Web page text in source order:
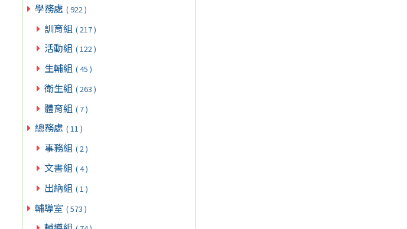
學務處 ( 922 )
訓育組 ( 217 )
活動組 ( 122 )
生輔組 ( 45 )
衛生組 ( 263 )
體育組 ( 7 )
總務處 ( 11 )
事務組 ( 2 )
文書組 ( 4 )
出納組 ( 1 )
輔導室 ( 573 )